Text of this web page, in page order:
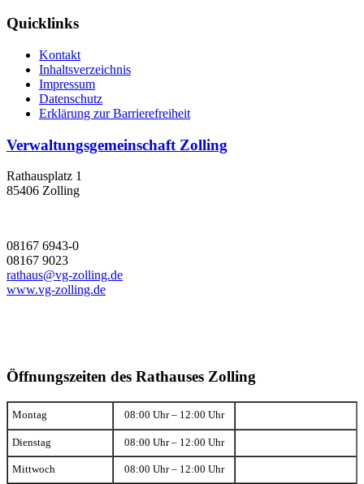
Quicklinks
Kontakt
Inhaltsverzeichnis
Impressum
Datenschutz
Erklärung zur Barrierefreiheit
Verwaltungsgemeinschaft Zolling
Rathausplatz 1
85406 Zolling
08167 6943-0
08167 9023
rathaus@vg-zolling.de
www.vg-zolling.de
Öffnungszeiten des Rathauses Zolling
Montag 08:00 Uhr – 12:00 Uhr
Dienstag 08:00 Uhr – 12:00 Uhr
Mittwoch 08:00 Uhr – 12:00 Uhr